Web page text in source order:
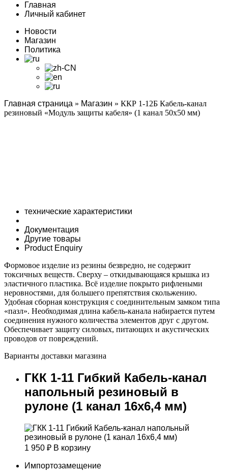
Главная
Личный кабинет
Новости
Магазин
Политика
Главная страница » Магазин » ККР 1-12Б Кабель-канал
резиновый «Модуль защиты кабеля» (1 канал 50х50 мм)
технические характеристики
Документация
Другие товары
Product Enquiry
Формовое изделие из резины безвредно, не содержит
токсичных веществ. Сверху – откидывающаяся крышка из
эластичного пластика. Всё изделие покрыто рифлеными
неровностями, для большего препятствия скольжению.
Удобная сборная конструкция с соединительным замком типа
«пазл». Необходимая длина кабель-канала набирается путем
соединения нужного количества элементов друг с другом.
Обеспечивает защиту силовых, питающих и акустических
проводов от повреждений.
Варианты доставки магазина
ГКК 1-11 Гибкий Кабель-канал
напольный резиновый в
рулоне (1 канал 16х6,4 мм)
1 950 ₽ В корзину
Импортозамещение